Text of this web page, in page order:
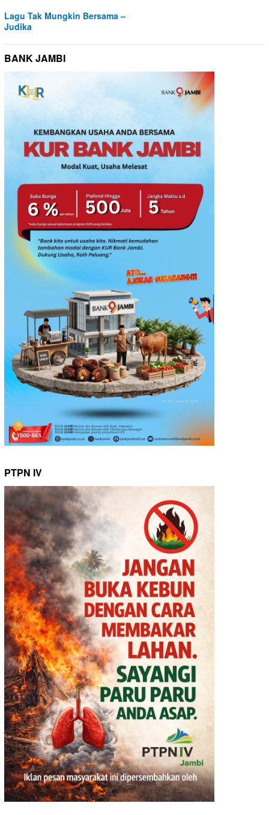
Lagu Tak Mungkin Bersama –
Judika
BANK JAMBI
PTPN IV